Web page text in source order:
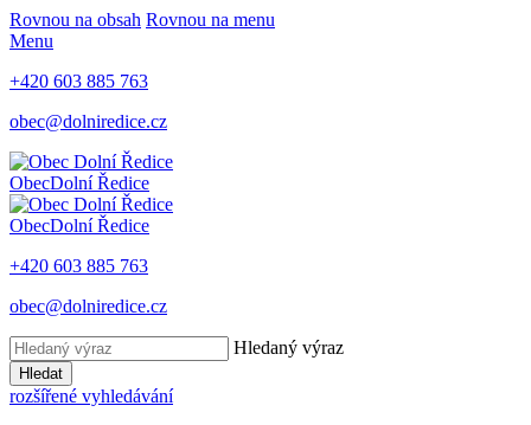
Rovnou na obsah Rovnou na menu
Menu
+420 603 885 763
obec@dolniredice.cz
ObecDolní Ředice
ObecDolní Ředice
+420 603 885 763
obec@dolniredice.cz
Hledaný výraz
Hledat
rozšířené vyhledávání